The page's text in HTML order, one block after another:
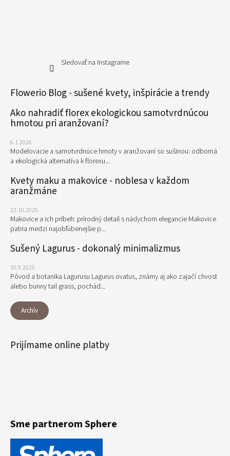
Sledovať na Instagrame
Flowerio Blog - sušené kvety, inšpirácie a trendy
Ako nahradiť florex ekologickou samotvrdnúcou
hmotou pri aranžovaní?
6.1.2026
Modelovacie a samotvrdnúce hmoty v aranžovaní so sušinou: odborná
a ekologická alternatíva k florexu...
Kvety maku a makovice - noblesa v každom
aranžmáne
22.10.2025
Makovice a ich príbeh: prírodný detail s nádychom elegancie Makovice
patria medzi najobľúbenejšie p...
Sušený Lagurus - dokonalý minimalizmus
30.9.2025
Pôvod a botanika Lagurusu Lagurus ovatus, známy aj ako zajačí chvost
alebo bunny tail grass, pochád...
Archív
Prijímame online platby
Sme partnerom Sphere